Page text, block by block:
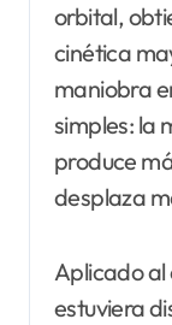
orbital,
cinética
maniobra
simples: la
produce
desplaza
Aplicado al
estuviera